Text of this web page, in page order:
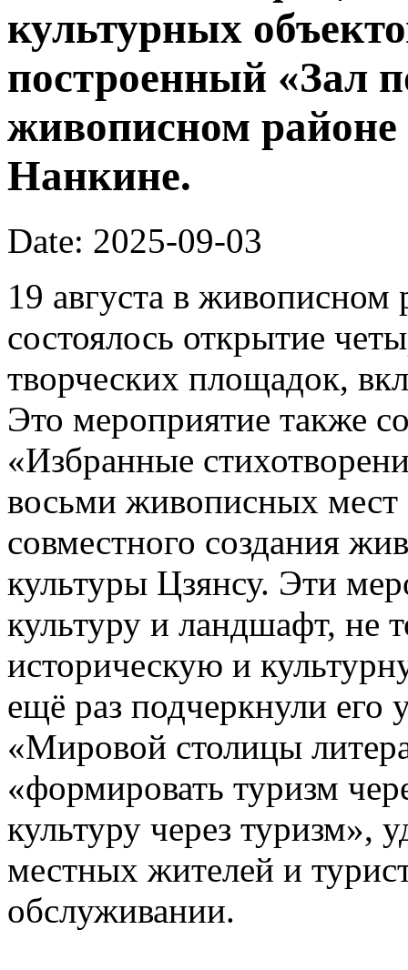
культурных
построенный «Зал
живописном
Нанкине.
Date: 2025-09-03
19 августа в
состоялось открытие
творческих площадок,
Это мероприятие также
«Избранные
восьми живописных
совместного создания
культуры Цзянсу. Эти
культуру и ландшафт, не
историческую и
ещё раз подчеркнули его
«Мировой столицы
«формировать туризм
культуру через туризм»,
местных жителей и
обслуживании.